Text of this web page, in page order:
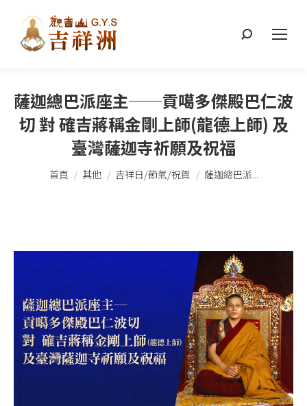
搜
薩迦總巴派座主──貢噶多傑殿巴仁波
切 對 確吉蔣稱金剛上師(龍德上師) 及
臺灣薩迦寺祈願及祝福
您在這裡：
首頁 其他 吉祥日/節氣/祝賀 薩迦總巴派...